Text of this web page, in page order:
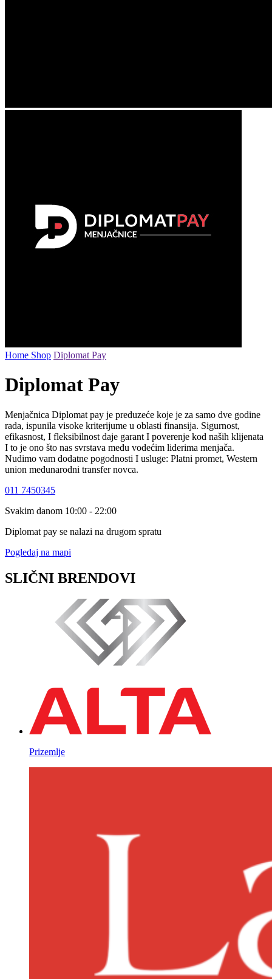
Home Shop Diplomat Pay
Diplomat Pay
Menjačnica Diplomat pay je preduzeće koje je za samo dve godine
rada, ispunila visoke kriterijume u oblasti finansija. Sigurnost,
efikasnost, I fleksibilnost daje garant I poverenje kod naših klijenata
I to je ono što nas svrstava među vodećim liderima menjača.
Nudimo vam dodatne pogodnosti I usluge: Platni promet, Western
union međunarodni transfer novca.
011 7450345
Svakim danom 10:00 - 22:00
Diplomat pay se nalazi na drugom spratu
Pogledaj na mapi
SLIČNI BRENDOVI
Prizemlje